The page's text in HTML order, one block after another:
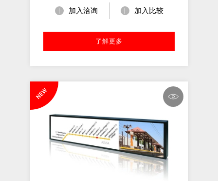
加入洽询 加入比较
了解更多
NEW